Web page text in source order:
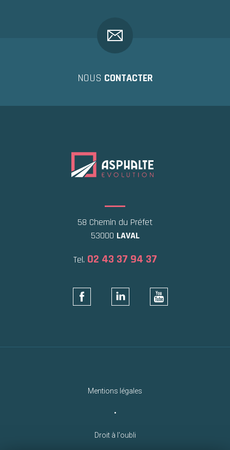
NOUS CONTACTER
58 Chemin du Préfet
53000 LAVAL
Tel. 02 43 37 94 37
Mentions légales
•
Droit à l'oubli